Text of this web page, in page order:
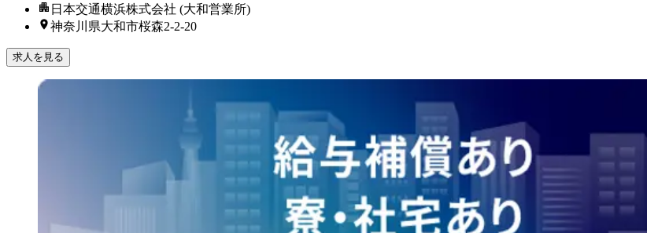
日本交通横浜株式会社 (大和営業所)
神奈川県大和市桜森2-2-20
求人を見る